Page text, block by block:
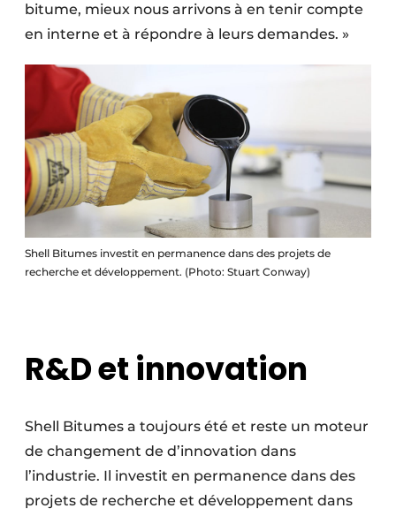
bitume, mieux nous arrivons à en tenir compte
en interne et à répondre à leurs demandes. »
Shell Bitumes investit en permanence dans des projets de
recherche et développement. (Photo: Stuart Conway)
R&D et innovation
Shell Bitumes a toujours été et reste un moteur
de changement de d’innovation dans
l’industrie. Il investit en permanence dans des
projets de recherche et développement dans